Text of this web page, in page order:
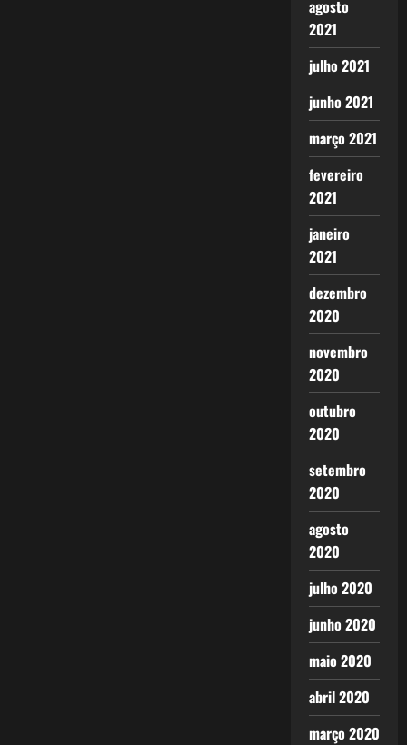
agosto
2021
julho 2021
junho 2021
março 2021
fevereiro
2021
janeiro
2021
dezembro
2020
novembro
2020
outubro
2020
setembro
2020
agosto
2020
julho 2020
junho 2020
maio 2020
abril 2020
março 2020